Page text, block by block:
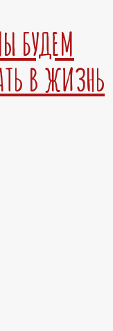
БУДЕМ
В ЖИЗНЬ